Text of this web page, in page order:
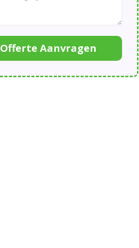
Offerte Aanvragen